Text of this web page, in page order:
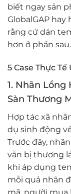
biết ngay sản
GlobalGAP
rằng cứ dán
hơn ở phần sau.
5 Case Thực
1. Nhãn Lồng
Sàn Thương
Hợp tác xã
dụ sinh động
Trước đây,
vẫn bị thương
khi áp dụng
mỗi quả nhãn